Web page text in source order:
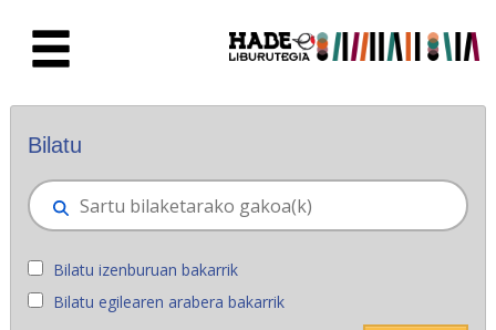
Eskuratu berriak - Liburutegia
Bilatu
Bilatu izenburuan bakarrik
Bilatu egilearen arabera bakarrik